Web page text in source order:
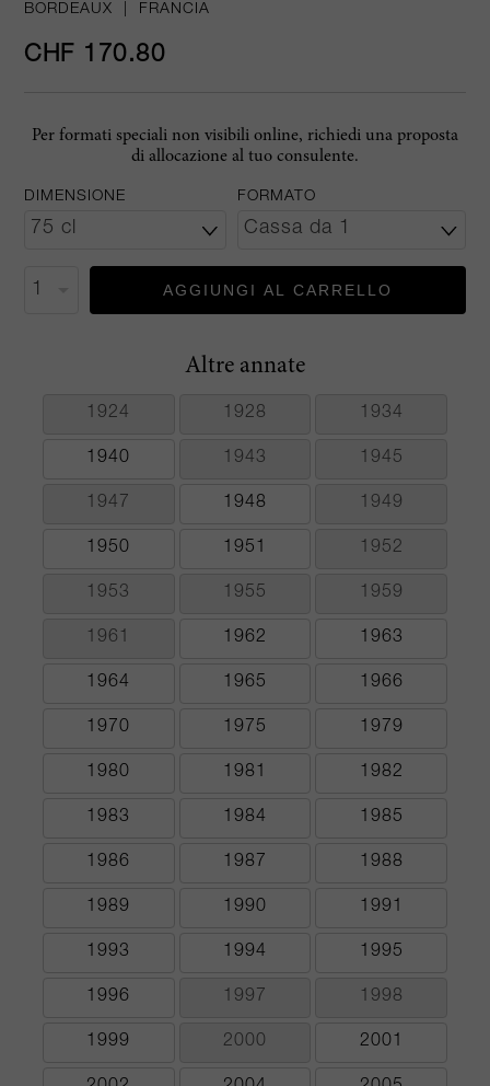
BORDEAUX
FRANCIA
CHF 170.80
Per formati speciali non visibili online, richiedi una proposta
di allocazione al tuo consulente.
DIMENSIONE FORMATO
AGGIUNGI AL CARRELLO
Altre annate
1924 1928 1934
1940 1943 1945
1947 1948 1949
1950 1951 1952
1953 1955 1959
1961 1962 1963
1964 1965 1966
1970 1975 1979
1980 1981 1982
1983 1984 1985
1986 1987 1988
1989 1990 1991
1993 1994 1995
1996 1997 1998
1999 2000 2001